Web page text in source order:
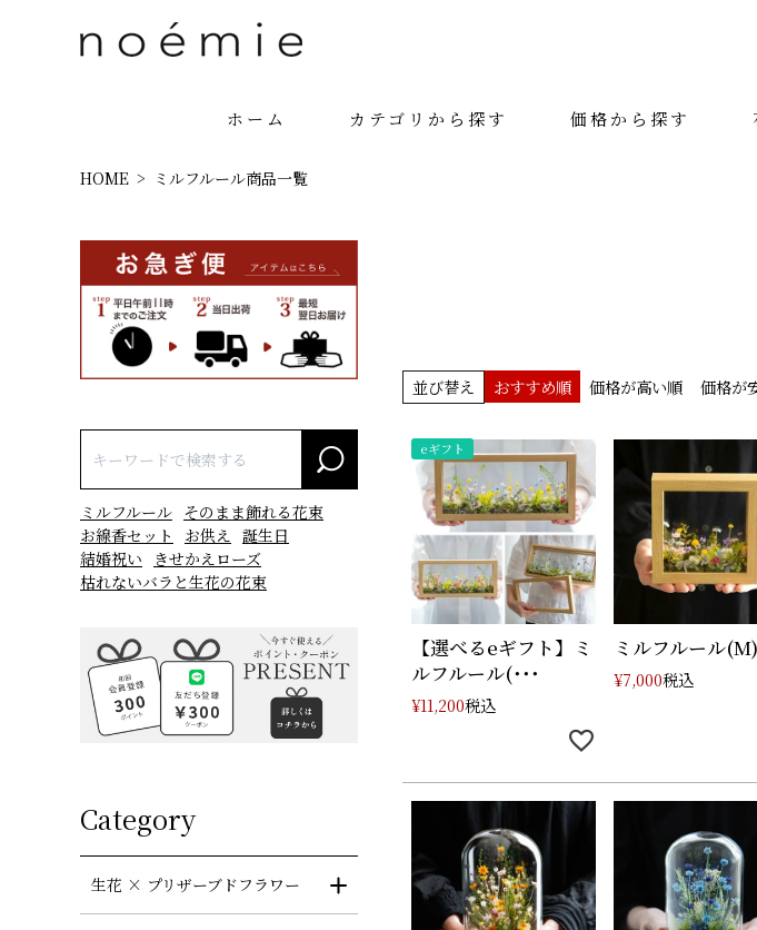
価格（税抜
ホーム カテゴリから探す 価格から探す
HOME ミルフルール商品一覧
ミルフルール そのまま飾れる花束
お線香セット
お供え 誕生日
結婚祝い
きせかえローズ
枯れないバラと生花の花束
Category
生花 × プリザーブドフラワー
並び替え おすすめ順 価格が高い順 価格が
【選べるeギフト】ミ
ルフルール(･･･
eギフト
¥11,200税込
ミルフルール(M)
¥7,000税込